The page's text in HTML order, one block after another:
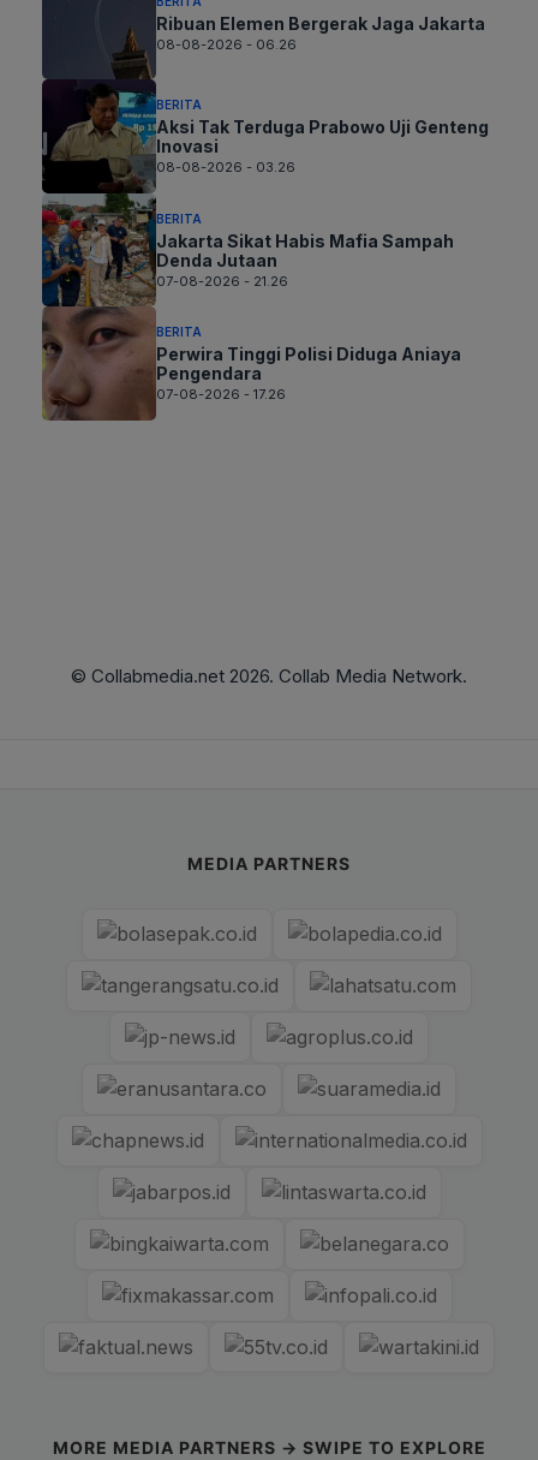
Ribuan Elemen Bergerak Jaga Jakarta
08-08-2026 - 06.26
BERITA
Aksi Tak Terduga Prabowo Uji Genteng
Inovasi
08-08-2026 - 03.26
BERITA
Jakarta Sikat Habis Mafia Sampah
Denda Jutaan
07-08-2026 - 21.26
BERITA
Perwira Tinggi Polisi Diduga Aniaya
Pengendara
07-08-2026 - 17.26
© Collabmedia.net 2026. Collab Media Network.
MEDIA PARTNERS
MORE MEDIA PARTNERS → SWIPE TO EXPLORE